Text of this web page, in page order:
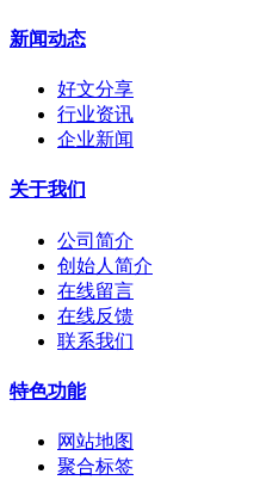
新闻动态
好文分享
行业资讯
企业新闻
关于我们
公司简介
创始人简介
在线留言
在线反馈
联系我们
特色功能
网站地图
聚合标签